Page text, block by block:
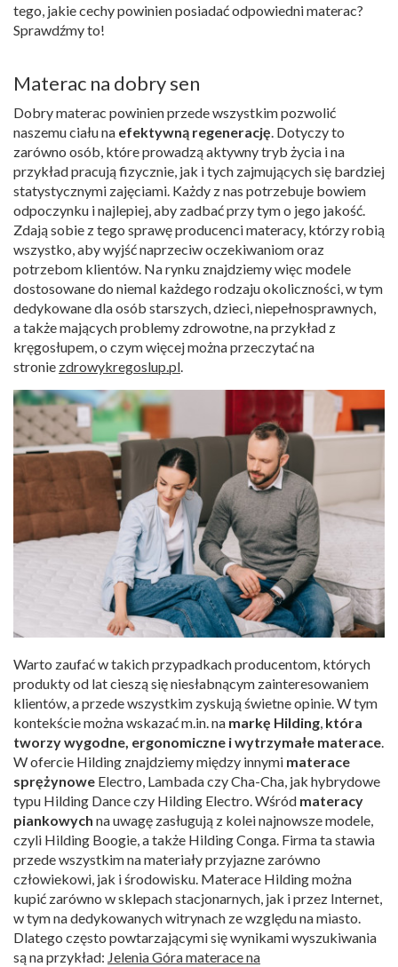
tego, jakie cechy powinien posiadać odpowiedni materac?
Sprawdźmy to!
Materac na dobry sen
Dobry materac powinien przede wszystkim pozwolić
naszemu ciału na efektywną regenerację. Dotyczy to
zarówno osób, które prowadzą aktywny tryb życia i na
przykład pracują fizycznie, jak i tych zajmujących się bardziej
statystycznymi zajęciami. Każdy z nas potrzebuje bowiem
odpoczynku i najlepiej, aby zadbać przy tym o jego jakość.
Zdają sobie z tego sprawę producenci materacy, którzy robią
wszystko, aby wyjść naprzeciw oczekiwaniom oraz
potrzebom klientów. Na rynku znajdziemy więc modele
dostosowane do niemal każdego rodzaju okoliczności, w tym
dedykowane dla osób starszych, dzieci, niepełnosprawnych,
a także mających problemy zdrowotne, na przykład z
kręgosłupem, o czym więcej można przeczytać na
stronie zdrowykregoslup.pl.
Warto zaufać w takich przypadkach producentom, których
produkty od lat cieszą się niesłabnącym zainteresowaniem
klientów, a przede wszystkim zyskują świetne opinie. W tym
kontekście można wskazać m.in. na markę Hilding która
tworzy wygodne, ergonomiczne i wytrzymałe materace
W ofercie Hilding znajdziemy między innymi materace
sprężynowe Electro, Lambada czy Cha-Cha, jak hybrydowe
typu Hilding Dance czy Hilding Electro. Wśród materacy
piankowych na uwagę zasługują z kolei najnowsze modele,
czyli Hilding Boogie, a także Hilding Conga. Firma ta stawia
przede wszystkim na materiały przyjazne zarówno
człowiekowi, jak i środowisku. Materace Hilding można
kupić zarówno w sklepach stacjonarnych, jak i przez Internet,
w tym na dedykowanych witrynach ze względu na miasto.
Dlatego często powtarzającymi się wynikami wyszukiwania
są na przykład: Jelenia Góra materace na